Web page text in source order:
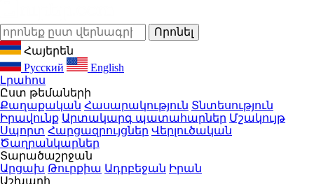
Հայերեն
Русский
English
Լրահոս
Ըստ թեմաների
Քաղաքական Հասարակություն Տնտեսություն
Իրավունք Արտակարգ պատահարներ Մշակույթ
Սպորտ Հարցազրույցներ Վերլուծական
Ծաղրանկարներ
Տարածաշրջան
Արցախ Թուրքիա Ադրբեջան Իրան
Աշխարհ